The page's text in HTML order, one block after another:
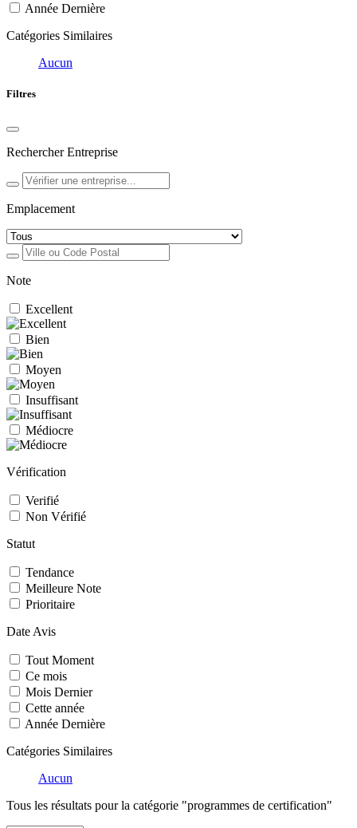
Année Dernière
Catégories Similaires
Aucun
Filtres
Rechercher Entreprise
Emplacement
Note
Excellent
Bien
Moyen
Insuffisant
Médiocre
Vérification
Verifié
Non Vérifié
Statut
Tendance
Meilleure Note
Prioritaire
Date Avis
Tout Moment
Ce mois
Mois Dernier
Cette année
Année Dernière
Catégories Similaires
Aucun
Tous les résultats pour la catégorie "programmes de certification"